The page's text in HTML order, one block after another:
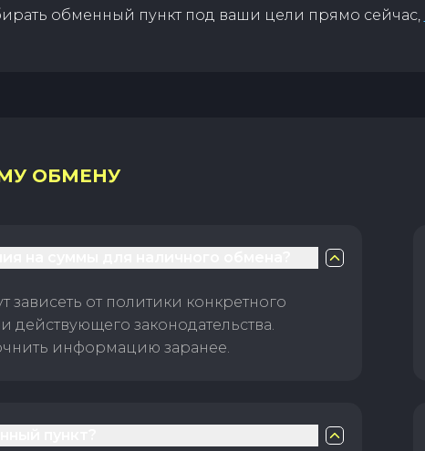
обменный пункт под ваши цели прямо сейчас,
ОБМЕНУ
зависеть от политики конкретного
действующего законодательства.
информацию заранее.